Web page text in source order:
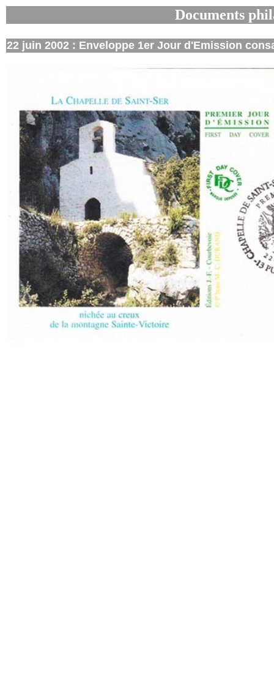
Documents
22 juin 2002 : Enveloppe 1er Jour d'Emission